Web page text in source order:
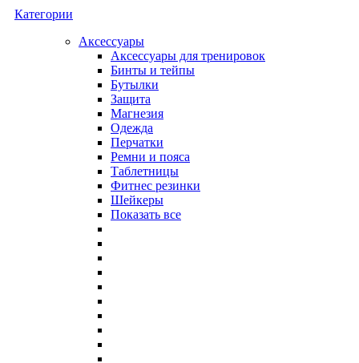
Категории
Аксессуары
Аксессуары для тренировок
Бинты и тейпы
Бутылки
Защита
Магнезия
Одежда
Перчатки
Ремни и пояса
Таблетницы
Фитнес резинки
Шейкеры
Показать все